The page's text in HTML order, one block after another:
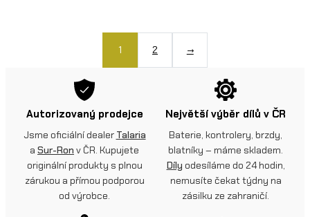
1 2 →
Autorizovaný prodejce
Jsme oficiální dealer Talaria
a Sur-Ron v ČR. Kupujete
originální produkty s plnou
zárukou a přímou podporou
od výrobce.
Největší výběr dílů v ČR
Baterie, kontrolery, brzdy,
blatníky – máme skladem.
Díly odesíláme do 24 hodin,
nemusíte čekat týdny na
zásilku ze zahraničí.